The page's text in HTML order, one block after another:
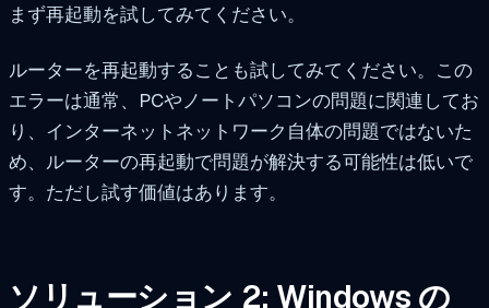
まず再起動を試してみてください。
ルーターを再起動することも試してみてください。この
エラーは通常、PCやノートパソコンの問題に関連してお
り、インターネットネットワーク自体の問題ではないた
め、ルーターの再起動で問題が解決する可能性は低いで
す。ただし試す価値はあります。
ソリューション 2: Windows の